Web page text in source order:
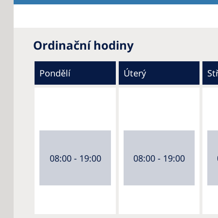
Ordinační hodiny
Pondělí Úterý
08:00 - 19:00 08:00 - 19:00